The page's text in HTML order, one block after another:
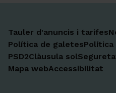
Tauler d'anuncis i tarifes
Política de galetesPolítica
PSD2Clàusula sol
Mapa webAccessibilitat